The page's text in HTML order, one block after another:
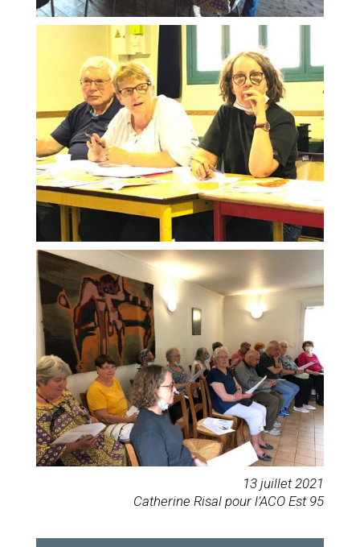
13 juillet 2021
Catherine Risal pour l’ACO Est 95